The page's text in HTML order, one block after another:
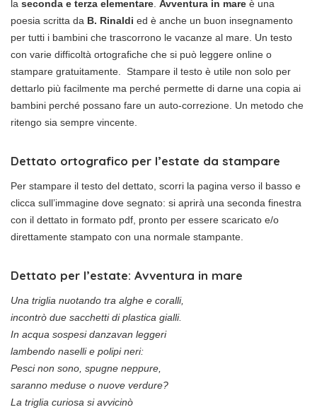
la seconda e terza elementare Avventura in mare è una
poesia scritta da B. Rinaldi ed è anche un buon insegnamento
per tutti i bambini che trascorrono le vacanze al mare. Un testo
con varie difficoltà ortografiche che si può leggere online o
stampare gratuitamente. Stampare il testo è utile non solo per
dettarlo più facilmente ma perché permette di darne una copia ai
bambini perché possano fare un auto-correzione. Un metodo che
ritengo sia sempre vincente.
Dettato ortografico per l’estate da stampare
Per stampare il testo del dettato, scorri la pagina verso il basso e
clicca sull’immagine dove segnato: si aprirà una seconda finestra
con il dettato in formato pdf, pronto per essere scaricato e/o
direttamente stampato con una normale stampante.
Dettato per l’estate: Avventura in mare
Una triglia nuotando tra alghe e coralli,
incontrò due sacchetti di plastica gialli.
In acqua sospesi danzavan leggeri
lambendo naselli e polipi neri:
Pesci non sono, spugne neppure,
saranno meduse o nuove verdure?
La triglia curiosa si avvicinò